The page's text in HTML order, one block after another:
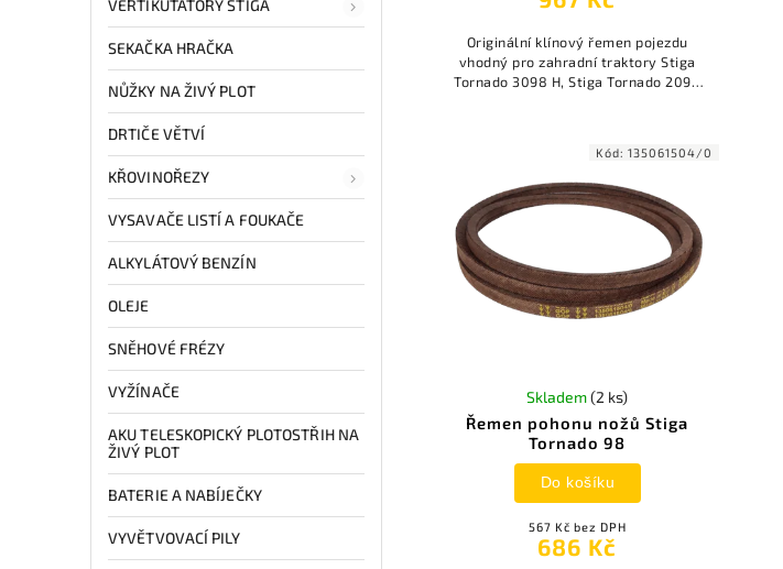
VERTIKUTÁTORY STIGA
SEKAČKA HRAČKA
NŮŽKY NA ŽIVÝ PLOT
DRTIČE VĚTVÍ
KŘOVINOŘEZY
VYSAVAČE LISTÍ A FOUKAČE
ALKYLÁTOVÝ BENZÍN
OLEJE
SNĚHOVÉ FRÉZY
VYŽÍNAČE
AKU TELESKOPICKÝ PLOTOSTŘIH NA
ŽIVÝ PLOT
BATERIE A NABÍJEČKY
VYVĚTVOVACÍ PILY
Originální klínový řemen pojezdu
vhodný pro zahradní traktory Stiga
Tornado 3098 H, Stiga Tornado 2098
Řemen pohonu nožů Stiga
Tornado 98
Skladem(2 ks)
567 Kč bez DPH
686 Kč
Do košíku
Kód:135061504/0